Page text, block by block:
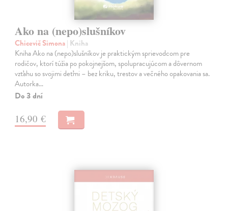
Ako na (nepo)slušníkov
Chicevič Simona| Kniha
Kniha Ako na (nepo)slušníkov je praktickým sprievodcom pre
rodičov, ktorí túžia po pokojnejšom, spolupracujúcom a dôvernom
vzťahu so svojimi deťmi – bez kriku, trestov a večného opakovania sa.
Autorka…
Do 3 dní
16,90 €